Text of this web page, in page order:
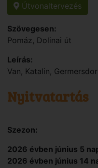
Útvonaltervezés
Szövegesen:
Pomáz, Dolinai út
Leírás:
Van, Katalin,
Nyitvatartás
Szezon:
2026 évben június 5
2026 évben június 14